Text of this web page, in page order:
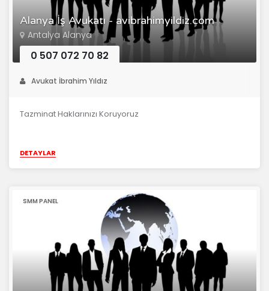
Alanya İş Avukatı - avibrahimyildiz.com
Antalya Alanya
0 507 072 70 82
Avukat İbrahim Yıldız
Tazminat Haklarınızı Koruyoruz
DETAYLAR
SMM PANEL